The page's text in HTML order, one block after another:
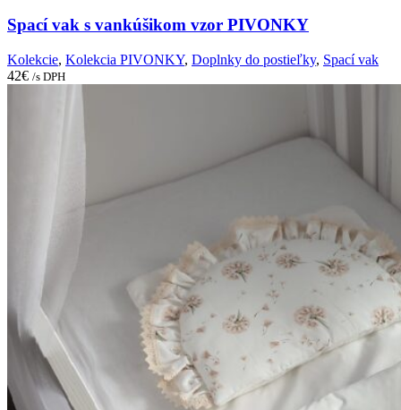
Spací vak s vankúšikom vzor PIVONKY
Kolekcie, Kolekcia PIVONKY, Doplnky do postieľky, Spací vak
42€ /s DPH